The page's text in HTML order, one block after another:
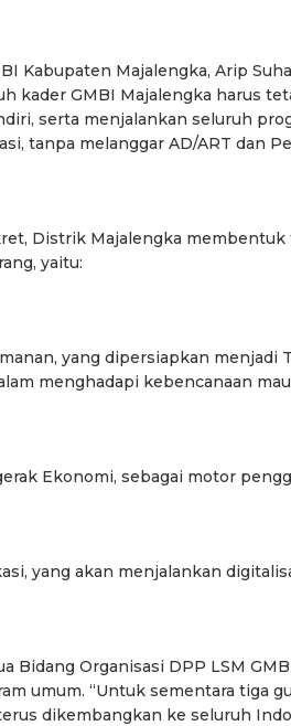
Kabupaten Majalengka, Arip
kader GMBI Majalengka harus
serta menjalankan seluruh
tanpa melanggar AD/ART dan
Distrik Majalengka
yaitu:
yang dipersiapkan
menghadapi kebencanaan
Ekonomi, sebagai motor
yang akan menjalankan
Bidang Organisasi DPP LSM
umum. “Untuk sementara tiga
dikembangkan ke seluruh